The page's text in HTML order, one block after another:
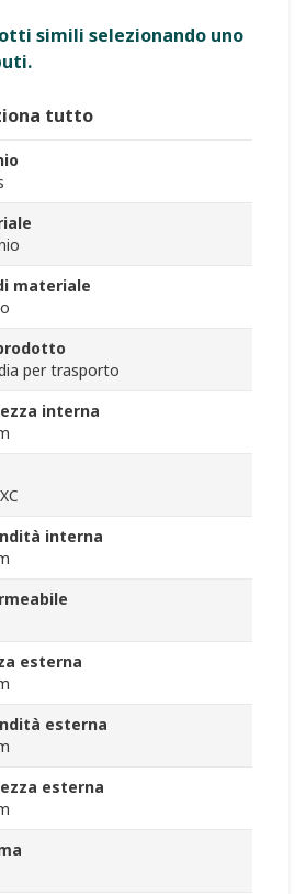
simili selezionando uno
tutto
materiale
per trasporto
interna
interna
esterna
esterna
esterna